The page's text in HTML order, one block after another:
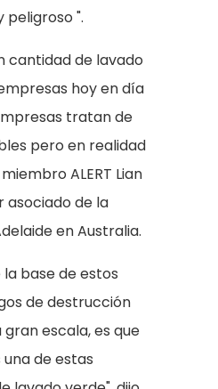
".
cantidad de lavado
hoy en día
tratan de
pero en realidad
ALERT Lian
asociado de la
en Australia.
base de estos
de destrucción
escala, es que
de estas